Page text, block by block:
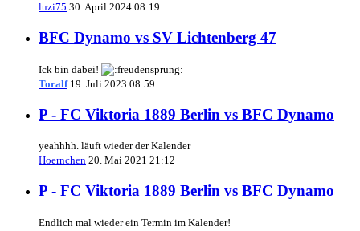
luzi75 30. April 2024 08:19
BFC Dynamo vs SV Lichtenberg 47
Ick bin dabei!
Toralf 19. Juli 2023 08:59
P - FC Viktoria 1889 Berlin vs BFC Dynamo
yeahhhh. läuft wieder der Kalender
Hoernchen 20. Mai 2021 21:12
P - FC Viktoria 1889 Berlin vs BFC Dynamo
Endlich mal wieder ein Termin im Kalender!